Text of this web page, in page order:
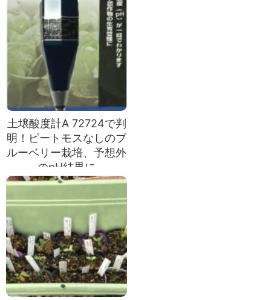
土壌酸度計A 72724で判
明！ピートモスなしのブ
ルーベリー栽培、予想外
のpH結果に